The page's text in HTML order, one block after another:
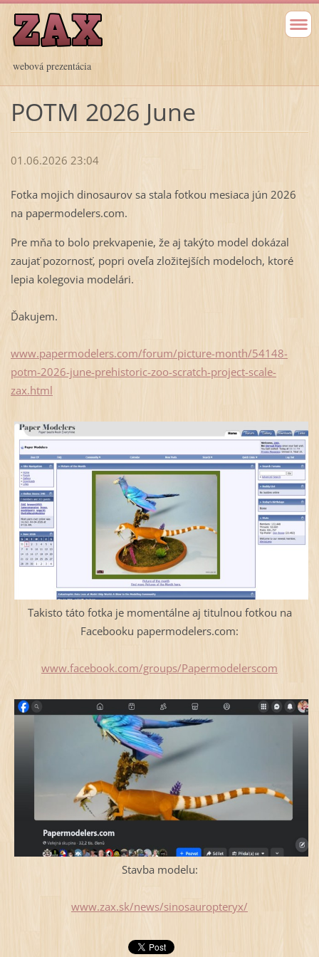
webová prezentácia
POTM 2026 June
01.06.2026 23:04
Fotka mojich dinosaurov sa stala fotkou mesiaca jún 2026
na papermodelers.com.
Pre mňa to bolo prekvapenie, že aj takýto model dokázal
zaujať pozornosť, popri oveľa zložitejších modeloch, ktoré
lepia kolegovia modelári.
Ďakujem.
www.papermodelers.com/forum/picture-month/54148-
potm-2026-june-prehistoric-zoo-scratch-project-scale-
zax.html
Takisto táto fotka je momentálne aj titulnou fotkou na
Facebooku papermodelers.com:
www.facebook.com/groups/Papermodelerscom
Stavba modelu:
www.zax.sk/news/sinosauropteryx/